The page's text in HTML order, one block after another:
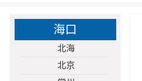
海口
北海
北京